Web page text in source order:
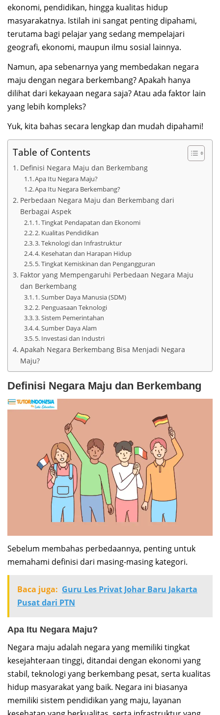
ekonomi, pendidikan, hingga kualitas hidup
masyarakatnya. Istilah ini sangat penting dipahami,
terutama bagi pelajar yang sedang mempelajari
geografi, ekonomi, maupun ilmu sosial lainnya.
Namun, apa sebenarnya yang membedakan negara
maju dengan negara berkembang? Apakah hanya
dilihat dari kekayaan negara saja? Atau ada faktor lain
yang lebih kompleks?
Yuk, kita bahas secara lengkap dan mudah dipahami!
Table of Contents
Definisi Negara Maju dan Berkembang
Apa Itu Negara Maju?
Apa Itu Negara Berkembang?
Perbedaan Negara Maju dan Berkembang dari
Berbagai Aspek
1. Tingkat Pendapatan dan Ekonomi
2. Kualitas Pendidikan
3. Teknologi dan Infrastruktur
4. Kesehatan dan Harapan Hidup
5. Tingkat Kemiskinan dan Pengangguran
Faktor yang Mempengaruhi Perbedaan Negara Maju
dan Berkembang
1. Sumber Daya Manusia (SDM)
2. Penguasaan Teknologi
3. Sistem Pemerintahan
4. Sumber Daya Alam
5. Investasi dan Industri
Apakah Negara Berkembang Bisa Menjadi Negara
Maju?
Definisi Negara Maju dan Berkembang
Sebelum membahas perbedaannya, penting untuk
memahami definisi dari masing-masing kategori.
Baca juga: Guru Les Privat Johar Baru Jakarta
Pusat dari PTN
Apa Itu Negara Maju?
Negara maju adalah negara yang memiliki tingkat
kesejahteraan tinggi, ditandai dengan ekonomi yang
stabil, teknologi yang berkembang pesat, serta kualitas
hidup masyarakat yang baik. Negara ini biasanya
memiliki sistem pendidikan yang maju, layanan